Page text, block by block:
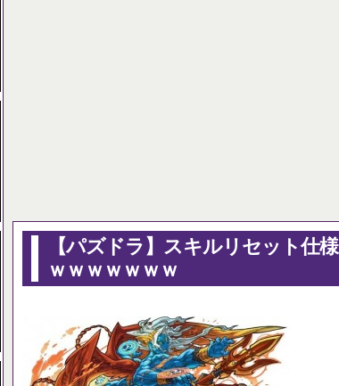
【パズドラ】スキルリセット仕
ｗｗｗｗｗｗｗ